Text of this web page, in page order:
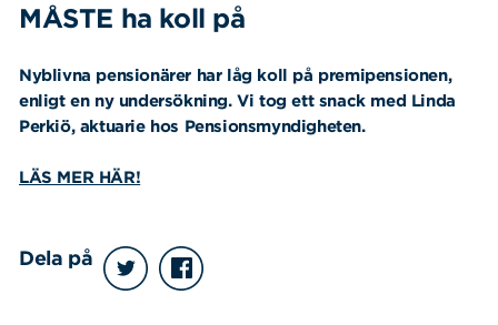
MÅSTE ha koll på
Nyblivna pensionärer har låg koll på premipensionen,
enligt en ny undersökning. Vi tog ett snack med Linda
Perkiö, aktuarie hos Pensionsmyndigheten.
LÄS MER HÄR!
Dela på